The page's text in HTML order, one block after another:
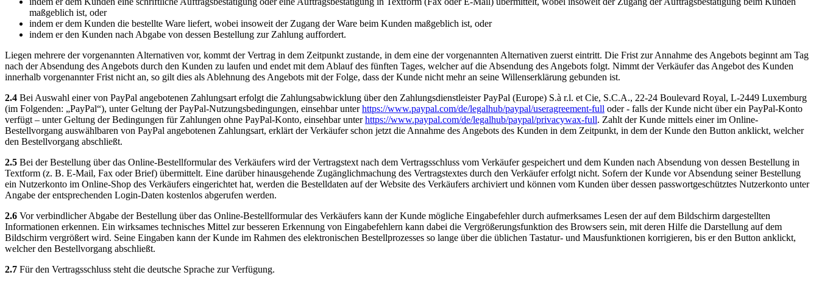
maßgeblich ist, oder
indem er dem Kunden die bestellte Ware liefert, wobei insoweit der Zugang der Ware beim Kunden maßgeblich ist, oder
indem er den Kunden nach Abgabe von dessen Bestellung zur Zahlung auffordert.
Liegen mehrere der vorgenannten Alternativen vor, kommt der Vertrag in dem Zeitpunkt zustande, in dem eine der vorgenannten Alternativen zuerst eintritt. Die Frist zur Annahme des Angebots beginnt am Tag
nach der Absendung des Angebots durch den Kunden zu laufen und endet mit dem Ablauf des fünften Tages, welcher auf die Absendung des Angebots folgt. Nimmt der Verkäufer das Angebot des Kunden
innerhalb vorgenannter Frist nicht an, so gilt dies als Ablehnung des Angebots mit der Folge, dass der Kunde nicht mehr an seine Willenserklärung gebunden ist.
2.4 Bei Auswahl einer von PayPal angebotenen Zahlungsart erfolgt die Zahlungsabwicklung über den Zahlungsdienstleister PayPal (Europe) S.à r.l. et Cie, S.C.A., 22-24 Boulevard Royal, L-2449 Luxemburg
(im Folgenden: „PayPal“), unter Geltung der PayPal-Nutzungsbedingungen, einsehbar unterhttps://www.paypal.com/de/legalhub/paypal/useragreement-full oder - falls der Kunde nicht über ein PayPal-Konto
verfügt – unter Geltung der Bedingungen für Zahlungen ohne PayPal-Konto, einsehbar unterhttps://www.paypal.com/de/legalhub/paypal/privacywax-full. Zahlt der Kunde mittels einer im Online-
Bestellvorgang auswählbaren von PayPal angebotenen Zahlungsart, erklärt der Verkäufer schon jetzt die Annahme des Angebots des Kunden in dem Zeitpunkt, in dem der Kunde den Button anklickt, welcher
den Bestellvorgang abschließt.
2.5 Bei der Bestellung über das Online-Bestellformular des Verkäufers wird der Vertragstext nach dem Vertragsschluss vom Verkäufer gespeichert und dem Kunden nach Absendung von dessen Bestellung in
Textform (z. B. E-Mail, Fax oder Brief) übermittelt. Eine darüber hinausgehende Zugänglichmachung des Vertragstextes durch den Verkäufer erfolgt nicht. Sofern der Kunde vor Absendung seiner Bestellung
ein Nutzerkonto im Online-Shop des Verkäufers eingerichtet hat, werden die Bestelldaten auf der Website des Verkäufers archiviert und können vom Kunden über dessen passwortgeschütztes Nutzerkonto unter
Angabe der entsprechenden Login-Daten kostenlos abgerufen werden.
2.6 Vor verbindlicher Abgabe der Bestellung über das Online-Bestellformular des Verkäufers kann der Kunde mögliche Eingabefehler durch aufmerksames Lesen der auf dem Bildschirm dargestellten
Informationen erkennen. Ein wirksames technisches Mittel zur besseren Erkennung von Eingabefehlern kann dabei die Vergrößerungsfunktion des Browsers sein, mit deren Hilfe die Darstellung auf dem
Bildschirm vergrößert wird. Seine Eingaben kann der Kunde im Rahmen des elektronischen Bestellprozesses so lange über die üblichen Tastatur- und Mausfunktionen korrigieren, bis er den Button anklickt,
welcher den Bestellvorgang abschließt.
2.7 Für den Vertragsschluss steht die deutsche Sprache zur Verfügung.